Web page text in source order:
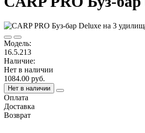
Модель:
16.5.213
Наличие:
Нет в наличии
1084.00 руб.
Нет в наличии
Оплата
Доставка
Возврат